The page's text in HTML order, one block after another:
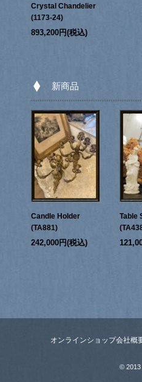
Crystal Chandelier
(1173-24)
893,200円(税込)
新商品
Candle Holder
(TA881)
242,000円(税込)
Table
オンラインショップ会社概
© 2013